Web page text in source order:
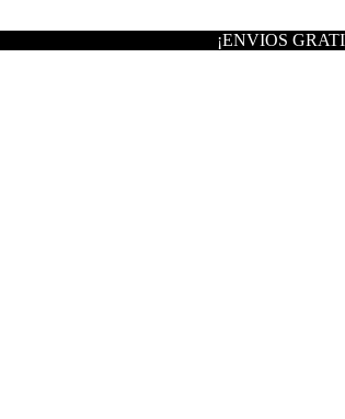
¡ENVIOS